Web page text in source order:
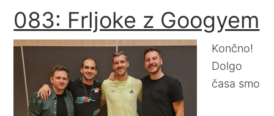
083: Frljoke z Googyem
Končno!
Dolgo
časa smo